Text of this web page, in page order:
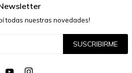
todas nuestras novedades!
SUSCRIBIRME
 